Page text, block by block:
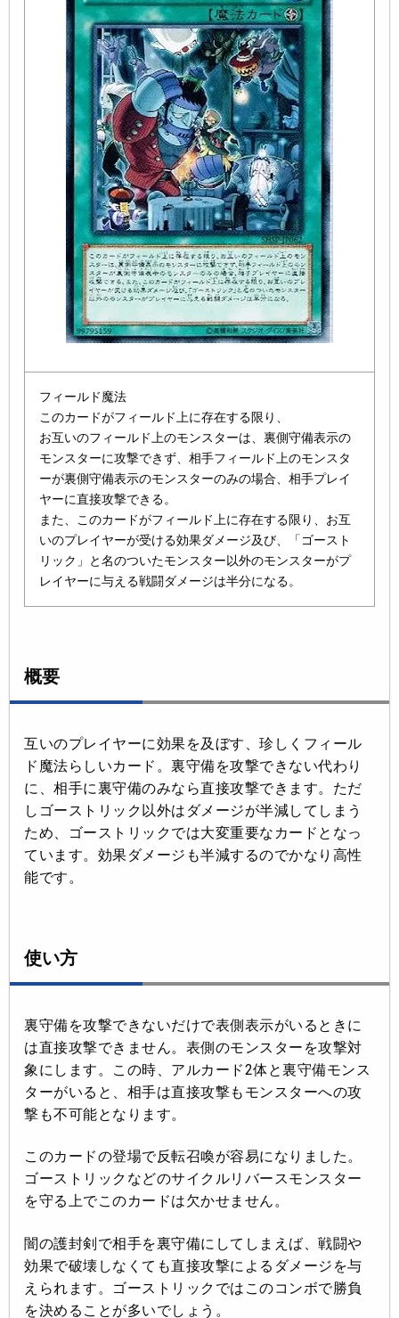
フィールド魔法
このカードがフィールド上に存在する限り、
お互いのフィールド上のモンスターは、裏側守備表示の
モンスターに攻撃できず、相手フィールド上のモンスタ
ーが裏側守備表示のモンスターのみの場合、相手プレイ
ヤーに直接攻撃できる。
また、このカードがフィールド上に存在する限り、お互
いのプレイヤーが受ける効果ダメージ及び、「ゴースト
リック」と名のついたモンスター以外のモンスターがプ
レイヤーに与える戦闘ダメージは半分になる。
概要
互いのプレイヤーに効果を及ぼす、珍しくフィール
ド魔法らしいカード。裏守備を攻撃できない代わり
に、相手に裏守備のみなら直接攻撃できます。ただ
しゴーストリック以外はダメージが半減してしまう
ため、ゴーストリックでは大変重要なカードとなっ
ています。効果ダメージも半減するのでかなり高性
能です。
使い方
裏守備を攻撃できないだけで表側表示がいるときに
は直接攻撃できません。表側のモンスターを攻撃対
象にします。この時、アルカード2体と裏守備モンス
ターがいると、相手は直接攻撃もモンスターへの攻
撃も不可能となります。
このカードの登場で反転召喚が容易になりました。
ゴーストリックなどのサイクルリバースモンスター
を守る上でこのカードは欠かせません。
闇の護封剣で相手を裏守備にしてしまえば、戦闘や
効果で破壊しなくても直接攻撃によるダメージを与
えられます。ゴーストリックではこのコンボで勝負
を決めることが多いでしょう。